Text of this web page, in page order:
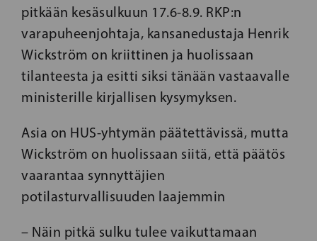
pitkään kesäsulkuun 17.6-8.9. RKP:n
varapuheenjohtaja, kansanedustaja Henrik
Wickström on kriittinen ja huolissaan
tilanteesta ja esitti siksi tänään vastaavalle
ministerille kirjallisen kysymyksen.
Asia on HUS-yhtymän päätettävissä, mutta
Wickström on huolissaan siitä, että päätös
vaarantaa synnyttäjien
potilasturvallisuuden laajemmin
– Näin pitkä sulku tulee vaikuttamaan